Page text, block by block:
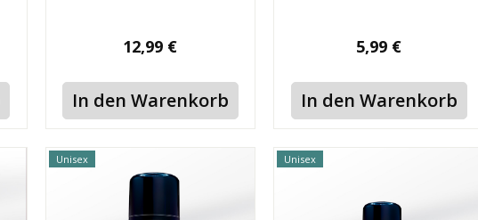
12,99 €
In den Warenkorb
5,99 €
In den Warenkorb
Unisex Unisex